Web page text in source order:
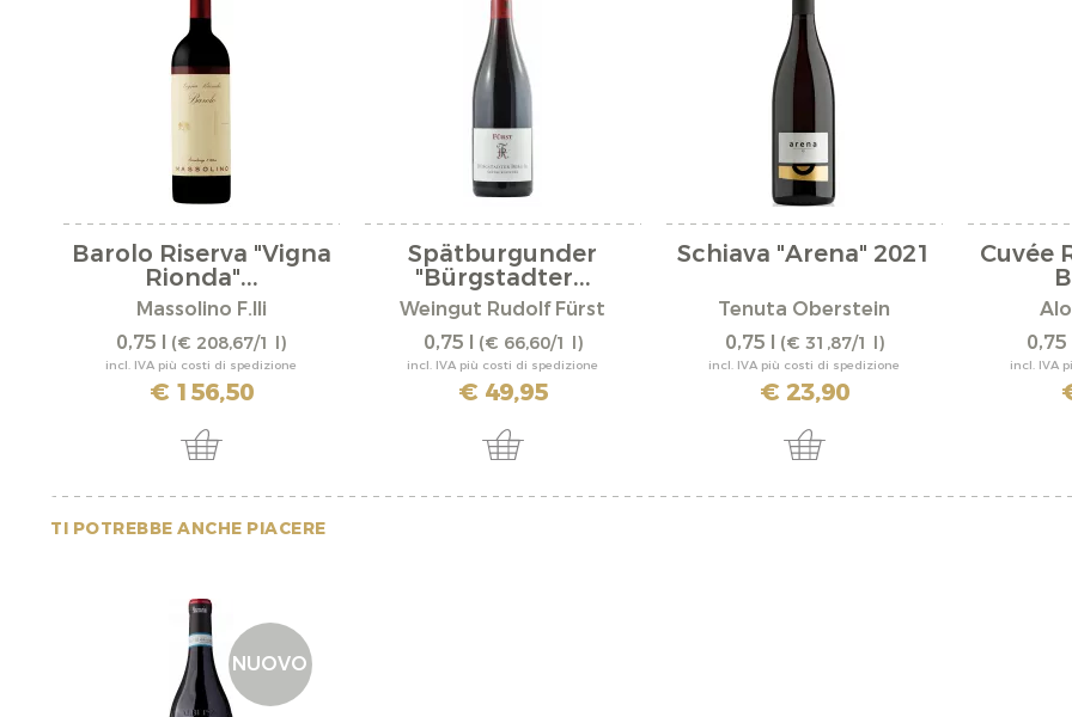
Barolo Riserva "Vigna
Rionda"...
Massolino F.lli
0,75 l (€ 208,67/1 l)
incl. IVA più costi di spedizione
€ 156,50
Spätburgunder
"Bürgstadter...
Weingut Rudolf Fürst
0,75 l (€ 66,60/1 l)
incl. IVA più costi di spedizione
€ 49,95
Schiava "Arena" 2021
Tenuta Oberstein
0,75 l (€ 31,87/1 l)
incl. IVA più costi di spedizione
€ 23,90
Cuvée
0,75
incl. IVA
TI POTREBBE ANCHE PIACERE
NUOVO